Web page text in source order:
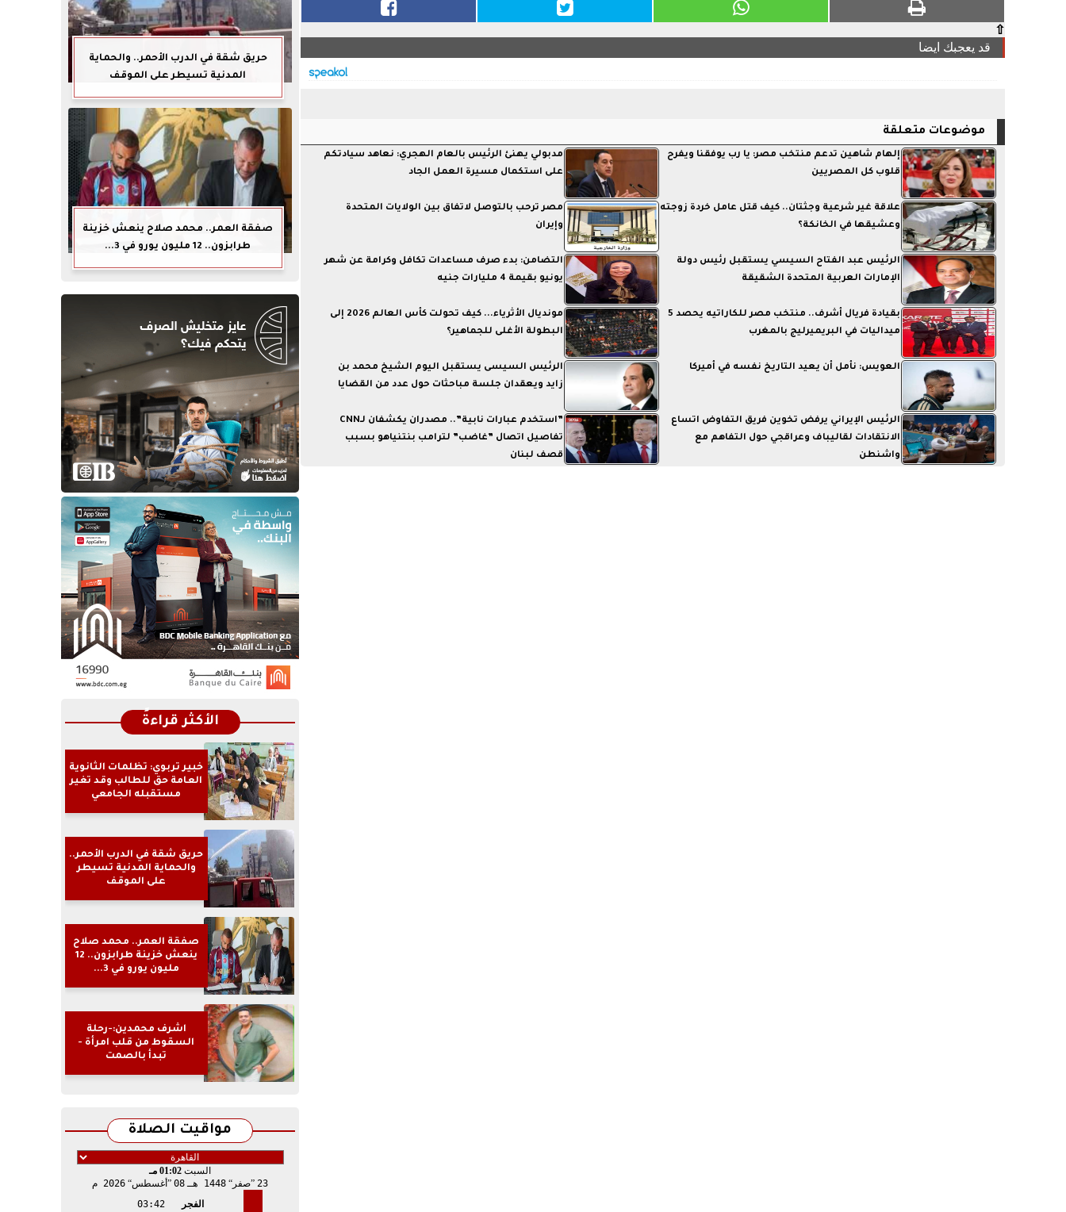
⇧
قد يعجبك ايضا
موضوعات متعلقة
إلهام شاهين تدعم منتخب مصر: يا رب يوفقنا ويفرح
قلوب كل المصريين
مدبولي يهنئ الرئيس بالعام الهجري: نعاهد سيادتكم
على استكمال مسيرة العمل الجاد
علاقة غير شرعية وجثتان.. كيف قتل عامل خردة زوجته
وعشيقها في الخانكة؟
مصر ترحب بالتوصل لاتفاق بين الولايات المتحدة
وإيران
الرئيس عبد الفتاح السيسي يستقبل رئيس دولة
الإمارات العربية المتحدة الشقيقة
التضامن: بدء صرف مساعدات تكافل وكرامة عن شهر
يونيو بقيمة 4 مليارات جنيه
بقيادة فريال أشرف.. منتخب مصر للكاراتيه يحصد 5
ميداليات في البريميرليج بالمغرب
مونديال الأثرياء... كيف تحولت كأس العالم 2026 إلى
البطولة الأغلى للجماهير؟
العويس: نأمل أن يعيد التاريخ نفسه في أميركا
الرئيس السيسى يستقبل اليوم الشيخ محمد بن
زايد ويعقدان جلسة مباحثات حول عدد من القضايا
الرئيس الإيراني يرفض تخوين فريق التفاوض اتساع
الانتقادات لقاليباف وعراقجي حول التفاهم مع
واشنطن
”استخدم عبارات نابية”.. مصدران يكشفان لـCNN
تفاصيل اتصال ”غاضب” لترامب بنتنياهو بسبب
قصف لبنان
حريق شقة في الدرب الأحمر.. والحماية
المدنية تسيطر على الموقف
صفقة العمر.. محمد صلاح ينعش خزينة
طرابزون.. 12 مليون يورو في 3...
الأكثر قراءةً
خبير تربوي: تظلمات الثانوية
العامة حق للطالب وقد تغير
مستقبله الجامعي
حريق شقة في الدرب الأحمر..
والحماية المدنية تسيطر
على الموقف
صفقة العمر.. محمد صلاح
ينعش خزينة طرابزون.. 12
مليون يورو في 3...
اشرف محمدين:-رحلة
السقوط من قلب امرأة -
تبدأ بالصمت
مواقيت الصلاة
السبت 01:02 مـ
23
صفر 1448 هـ 08 أغسطس
2026 م
الفجر
03:42